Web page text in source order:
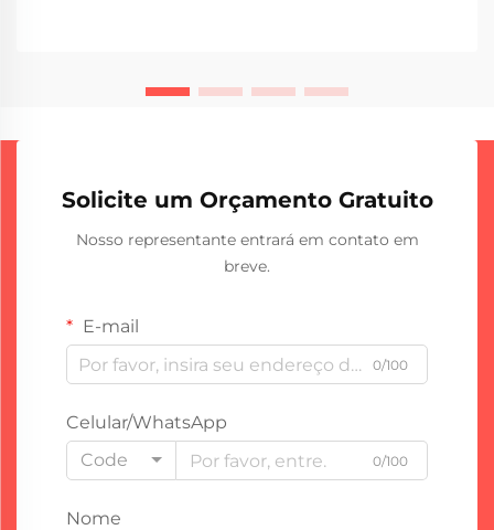
Solicite um Orçamento Gratuito
Nosso representante entrará em contato em
breve.
E-mail
0/100
Celular/WhatsApp
Code
0/100
Nome